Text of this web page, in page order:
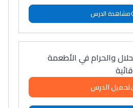
مشاهدة الدرس
والحرام في الأطعمة
تحميل الدرس